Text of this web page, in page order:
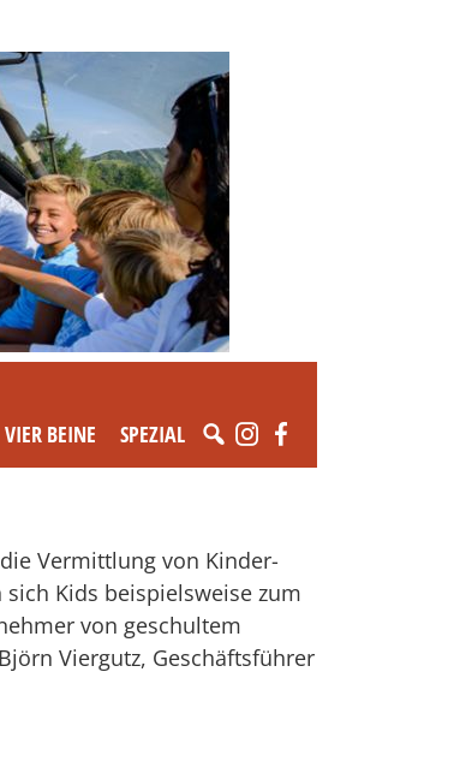
VIER BEINE SPEZIAL
Vermittlung von Kinder-
Kids beispielsweise zum
von geschultem
Viergutz, Geschäftsführer